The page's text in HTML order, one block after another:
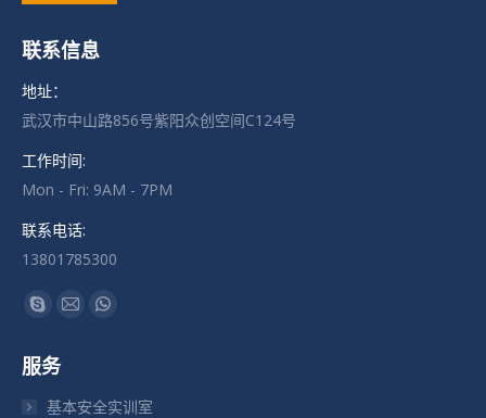
联系信息
地址：
武汉市中山路856号紫阳众创空间C124号
工作时间:
Mon - Fri: 9AM - 7PM
联系电话:
13801785300
找到我们：
Skype
在
新
Mail
新
Whatsapp
新
服务
基本安全实训室